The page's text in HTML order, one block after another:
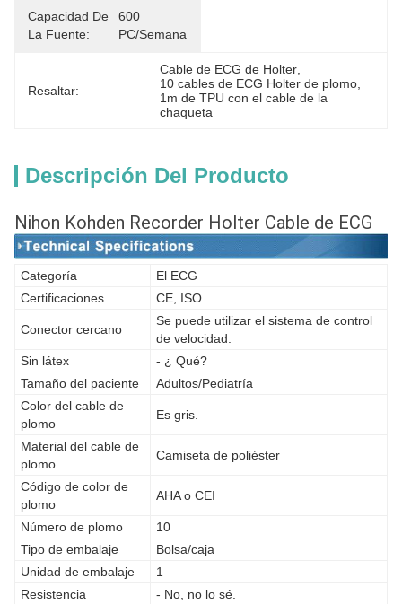
Capacidad De
La Fuente:
600
PC/semana
Resaltar:
Cable de ECG de Holter
10 cables de ECG Holter de plomo
1m de TPU con el cable de la
chaqueta
Descripción Del Producto
Nihon Kohden Recorder Holter Cable de ECG
Categoría
El ECG
Certificaciones
CE, ISO
Conector cercano
Se puede utilizar el sistema de control
de velocidad.
Sin látex
- ¿ Qué?
Tamaño del paciente
Adultos/Pediatría
Color del cable de
plomo
Es gris.
Material del cable de
plomo
Camiseta de poliéster
Código de color de
plomo
AHA o CEI
Número de plomo
10
Tipo de embalaje
Bolsa/caja
Unidad de embalaje
1
Resistencia
- No, no lo sé.